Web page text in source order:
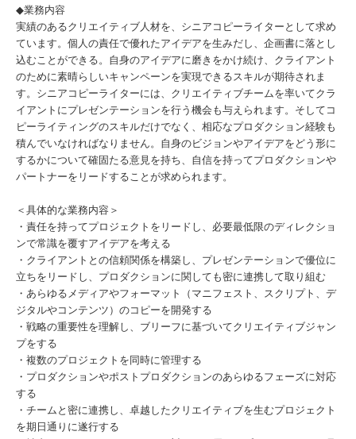
◆業務内容
実績のあるクリエイティブ人材を、シニアコピーライターとして求め
ています。個人の責任で優れたアイデアを生みだし、企画書に落とし
込むことができる。自身のアイデアに磨きをかけ続け、クライアント
のために素晴らしいキャンペーンを実現できるスキルが期待されま
す。シニアコピーライターには、クリエイティブチームを率いてクラ
イアントにプレゼンテーションを行う機会も与えられます。そしてコ
ピーライティングのスキルだけでなく、相応なプロダクション経験も
積んでいなければなりません。自身のビジョンやアイデアをどう形に
するかについて確固たる意見を持ち、自信を持ってプロダクションや
パートナーをリードすることが求められます。
＜具体的な業務内容＞
・責任を持ってプロジェクトをリードし、必要最低限のディレクショ
ンで常識を覆すアイデアを考える
・クライアントとの信頼関係を構築し、プレゼンテーションで優位に
立ちをリードし、プロダクションに関しても密に連携して取り組む
・あらゆるメディアやフォーマット（マニフェスト、スクリプト、デ
ジタルやコンテンツ）のコピーを開発する
・戦略の重要性を理解し、ブリーフに基づいてクリエイティブジャン
プをする
・複数のプロジェクトを同時に管理する
・プロダクションやポストプロダクションのあらゆるフェーズに対応
する
・チームと密に連携し、卓越したクリエイティブを生むプロジェクト
を期日通りに遂行する